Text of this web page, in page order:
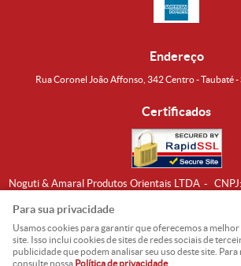
Endereço
Rua Coronel João Affonso, 342 Centro - Taubaté -
Certificados
Noguti & Amaral Produtos Orientais LTDA
Para sua privacidade
Usamos cookies para garantir que oferecemos a
site. Isso inclui cookies de sites de redes sociais de
publicidade que podem analisar seu uso deste site. Para
consulte nossa Política de privacidade.